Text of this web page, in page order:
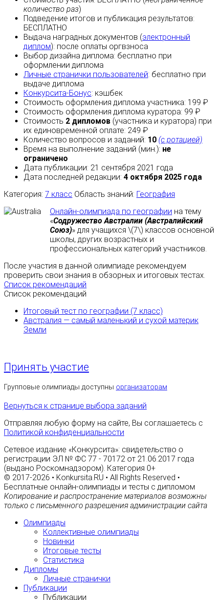
количество раз)
Подведение итогов и публикация результатов:
БЕСПЛАТНО
Выдача наградных документов (электронный
диплом): после оплаты оргвзноса
Выбор дизайна диплома: бесплатно при
оформлении диплома
Личные странички пользователей: бесплатно при
выдаче диплома
Конкурсита-Бонус: кэшбек
Стоимость оформления диплома участника: 199 ₽
Стоимость оформления диплома куратора: 99 ₽
Стоимость 2 дипломов (участника и куратора) при
их единовременной оплате: 249 ₽
Количество вопросов и заданий: 10 (с ротацией)
Время на выполнение заданий (мин.): не
ограничено
Дата публикации: 21 сентября 2021 года
Дата последней редакции: 4 октября 2025 года
Категория: 7 класс Область знаний: География
Онлайн-олимпиада по географии на тему
«Содружество Австралии (Австралийский
Союз)» для учащихся \(7\) классов основной
школы, других возрастных и
профессиональных категорий участников.
После участия в данной олимпиаде рекомендуем
проверить свои знания в обзорных и итоговых тестах.
Список рекомендаций
Список рекомендаций
Итоговый тест по географии (7 класс)
Австралия — самый маленький и сухой материк
Земли
Принять участие
Групповые олимпиады доступны организаторам
Вернуться к странице выбора заданий
Отправляя любую форму на сайте, Вы соглашаетесь с
Политикой конфиденциальности
Сетевое издание «Конкурсита»: свидетельство о
регистрации ЭЛ № ФС 77 - 70172 от 21.06.2017 года
(выдано Роскомнадзором). Категория 0+
© 2017-2026 • Konkursita.RU • All Rights Reserved •
Бесплатные онлайн-олимпиады и тесты с дипломом
Копирование и распространение материалов возможны
только с письменного разрешения администрации сайта
Олимпиады
Коллективные олимпиады
Новинки
Итоговые тесты
Статистика
Дипломы
Личные странички
Публикации
Публикации